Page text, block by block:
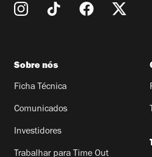
Sobre nós
Ficha Técnica
Comunicados
Investidores
Trabalhar para Time Out